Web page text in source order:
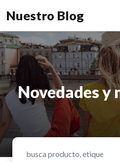
Nuestro Blog
Novedades y